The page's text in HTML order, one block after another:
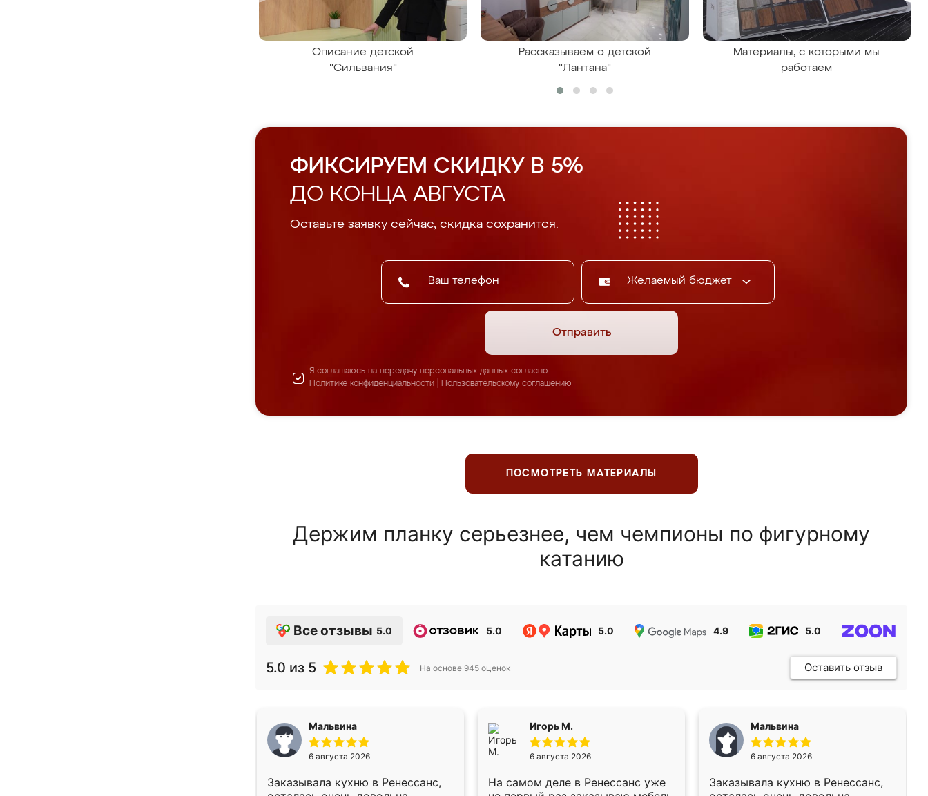
Описание детской
"Сильвания"
Рассказываем о детской
"Лантана"
Материалы, с которыми мы
работаем
ФИКСИРУЕМ СКИДКУ В 5%
ДО КОНЦА АВГУСТА
Оставьте заявку сейчас, скидка сохранится.
Желаемый бюджет
Отправить
Я соглашаюсь на передачу персональных данных согласно
Политике конфиденциальности
Пользовательскому соглашению
ПОСМОТРЕТЬ МАТЕРИАЛЫ
Держим планку серьезнее, чем чемпионы по фигурному
катанию
Все отзывы 5.0 5.0 5.0 4.9 5.0
5.0 из 5 На основе 945 оценок Оставить отзыв
Мальвина
6 августа 2026
Заказывала кухню в Ренессанс,
Игорь М.
6 августа 2026
На самом деле в Ренессанс уже
Мальвина
6 августа 2026
Заказывала кухню в Ренессанс,